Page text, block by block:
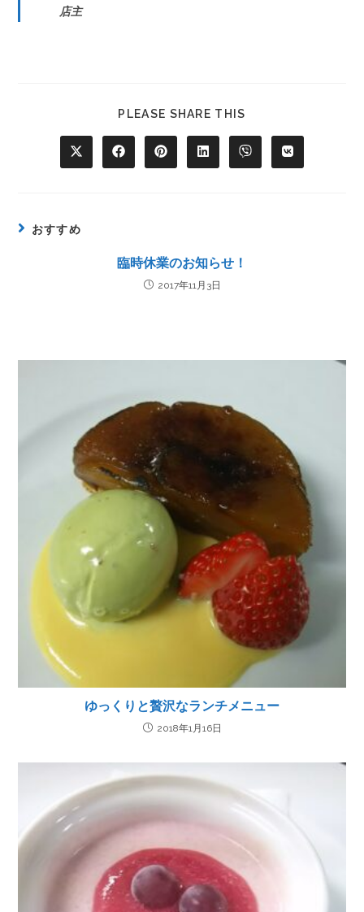
店主
PLEASE SHARE THIS
おすすめ
臨時休業のお知らせ！
2017年11月3日
ゆっくりと贅沢なランチメニュー
2018年1月16日